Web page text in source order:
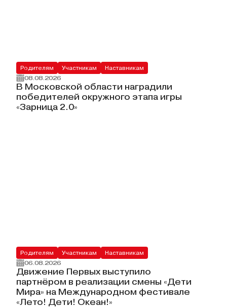
Родителям Участникам Наставникам
08.08.2026
В Московской области наградили
победителей окружного этапа игры
«Зарница 2.0»
Родителям Участникам Наставникам
06.08.2026
Движение Первых выступило
партнёром в реализации смены «Дети
Мира» на Международном фестивале
«Лето! Дети! Океан!»